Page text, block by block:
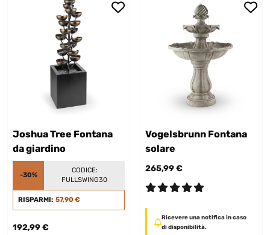
Joshua Tree Fontana
da giardino
-30%
CODICE:
FULLSWING30
RISPARMI: 57,90 €
192,99 €
Vogelsbrunn Fontana
solare
265,99 €
Ricevere una notifica in caso
di disponibilità.